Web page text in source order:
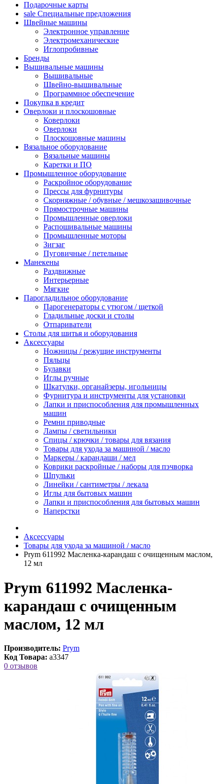
Подарочные карты
sale Специальные предложения
Швейные машины
Электронное управление
Электромеханические
Иглопробивные
Бренды
Вышивальные машины
Вышивальные
Швейно-вышивальные
Программное обеспечение
Покупка в кредит
Оверлоки и плоскошовные
Коверлоки
Оверлоки
Плоскошовные машины
Вязальное оборудование
Вязальные машины
Каретки и ПО
Промышленное оборудование
Раскройное оборудование
Прессы для фурнитуры
Скорняжные / обувные / мешкозашивочные
Прямострочные машины
Промышленные оверлоки
Распошивальные машины
Промышленные моторы
Зигзаг
Пуговичные / петельные
Манекены
Раздвижные
Интерьерные
Мягкие
Парогладильное оборудование
Парогенераторы с утюгом / щеткой
Гладильные доски и столы
Отпариватели
Столы для шитья и оборудования
Аксессуары
Ножницы / режущие инструменты
Пяльцы
Булавки
Иглы ручные
Шкатулки, органайзеры, игольницы
Фурнитура и инструменты для установки
Лапки и приспособления для промышленных
машин
Ремни приводные
Лампы / светильники
Спицы / крючки / товары для вязания
Товары для ухода за машиной / масло
Маркеры / карандаши / мел
Коврики раскройные / наборы для пэчворка
Шпульки
Линейки / сантиметры / лекала
Иглы для бытовых машин
Лапки и приспособления для бытовых машин
Наперстки
Аксессуары
Товары для ухода за машиной / масло
Prym 611992 Масленка-карандаш с очищенным маслом,
12 мл
Prym 611992 Масленка-
карандаш с очищенным
маслом, 12 мл
Производитель: Prym
Код Товара: a3347
0 отзывов